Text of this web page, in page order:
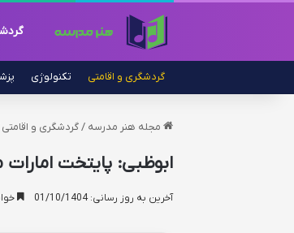
گردشگری و اقامتی تکنولوژی
مجله هنر مدرسه / گردشگری و اقامتی
ابوظبی: پایتخت
آخرین به روز رسانی: 01/10/1404